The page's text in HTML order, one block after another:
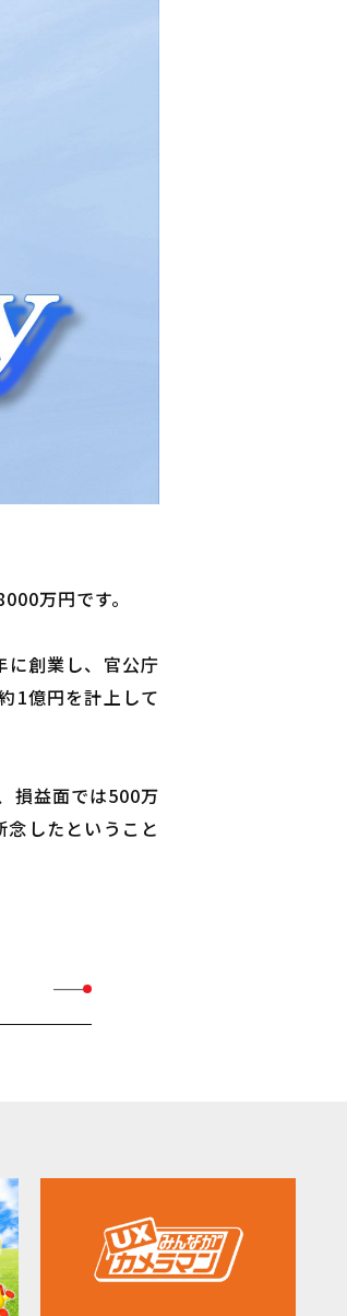
万円です。
創業し、官公庁
1億円を計上して
損益面では500万
したということ